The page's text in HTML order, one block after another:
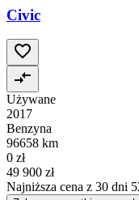
Civic
Używane
2017
Benzyna
96658 km
0 zł
49 900 zł
Najniższa cena z 30 dni